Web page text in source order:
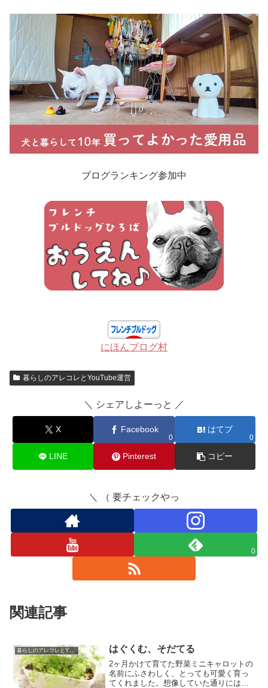
ブログランキング参加中
にほんブログ村
暮らしのアレコレとYouTube運営
＼ シェアしよーっと ／
X Facebook
0
はてブ
0
LINE Pinterest コピー
＼ （ 要チェックやっ
0
関連記事
暮らしのアレコレとYouTube運営 はぐくむ、そだてる
2ヶ月かけて育てた野菜ミニキャロットの
名前にふさわしく、とっても可愛く育っ
てくれました。想像していた通りにはう